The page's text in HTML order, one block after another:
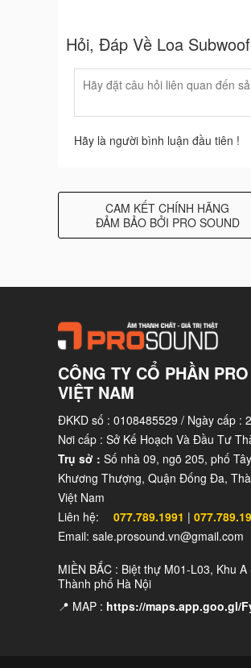
FEATURES
Component
Height x Width x Depth
Weight: Net
Construction
Fittings
Storage temperature range
Recommended powering
solution
Optional powering solution
Hỏi, Đáp Về Loa
Hãy là người bình luận đầu tiên !
CAM KẾT CHÍNH HÃNG
ĐẢM BẢO BỞI PRO SOUND
CÔNG TY CỔ PHẦN
VIỆT NAM
ĐKKD số : 0108485529 / Ngày cấp :
Nơi cấp : Sở Kế Hoạch Và Đầu Tư
Trụ sở : Số nhà 09, ngõ 205, phố
Khương Thượng, Quận Đống Đa,
Việt Nam
Liên hệ:
077.789.1991 |
Email: sale.prosound.vn@gmail.com
MIỀN BẮC : Biệt thự M01-L03, Khu
Thành phố Hà Nội
📍 MAP : https://maps.app.goo.gl/